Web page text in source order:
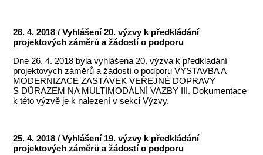
26. 4. 2018 / Vyhlášení 20. výzvy k předkládání
projektových záměrů a žádostí o podporu
Dne 26. 4. 2018 byla vyhlášena 20. výzva k předkládání
projektových záměrů a žádostí o podporu VÝSTAVBA A
MODERNIZACE ZASTÁVEK VEŘEJNÉ DOPRAVY
S DŮRAZEM NA MULTIMODÁLNÍ VAZBY III. Dokumentace
k této výzvě je k nalezení v sekci Výzvy.
25. 4. 2018 / Vyhlášení 19. výzvy k předkládání
projektových záměrů a žádostí o podporu